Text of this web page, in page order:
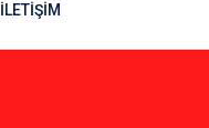
İLETİŞİM